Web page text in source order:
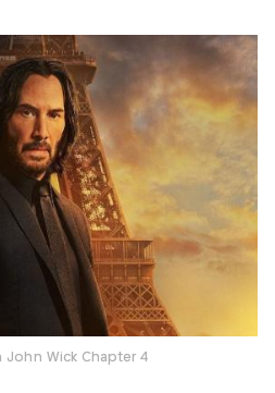
John Wick Chapter 4